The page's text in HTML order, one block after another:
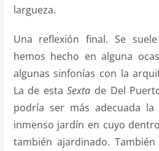
largueza.
Una reflexión final. Se
hemos hecho en alguna
algunas sinfonías con la
La de estaSexta de Del
podría ser más adecuada
inmenso jardín en cuyo
también ajardinado.